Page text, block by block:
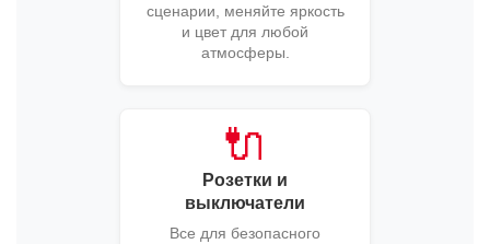
сценарии, меняйте яркость
и цвет для любой
атмосферы.
🔌
Розетки и
выключатели
Все для безопасного